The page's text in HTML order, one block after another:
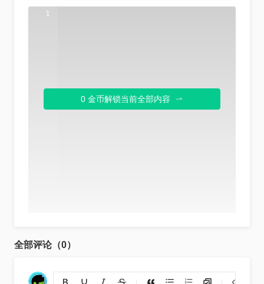
1
0 金币解锁当前全部内容
全部评论（0）
添加链接